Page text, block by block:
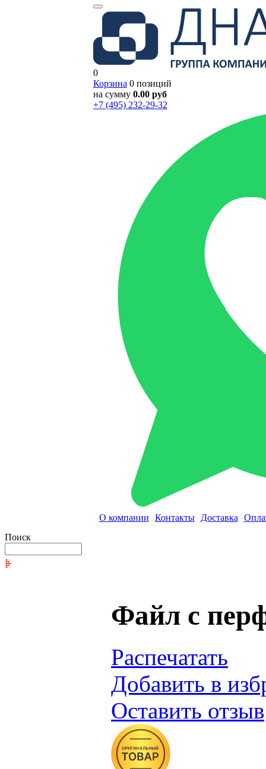
0
Корзина 0 позиций
на сумму 0.00 руб
+7 (495) 232-29-32
О компании Контакты Доставка
Поиск
Файл с
Распечатать
Добавить в
Оставить отзыв